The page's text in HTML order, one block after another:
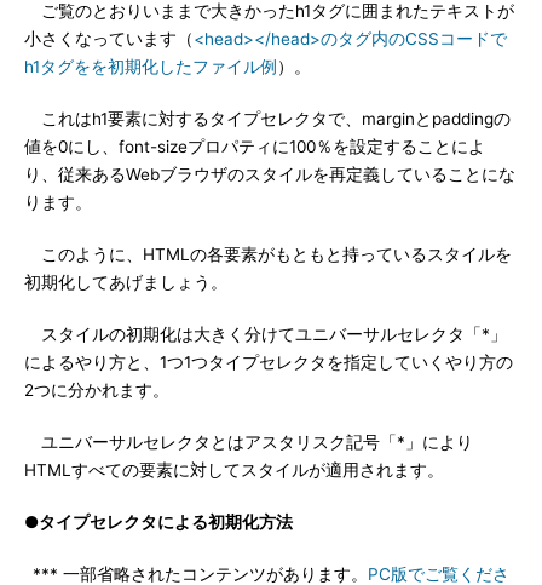
ご覧のとおりいままで大きかったh1タグに囲まれたテキストが
小さくなっています（<head></head>のタグ内のCSSコードで
h1タグをを初期化したファイル例 ）。
これはh1要素に対するタイプセレクタで、marginとpaddingの
値を0にし、font-sizeプロパティに100％を設定することによ
り、従来あるWebブラウザのスタイルを再定義していることにな
ります。
このように、HTMLの各要素がもともと持っているスタイルを
初期化してあげましょう。
スタイルの初期化は大きく分けてユニバーサルセレクタ「*」
によるやり方と、1つ1つタイプセレクタを指定していくやり方の
2つに分かれます。
ユニバーサルセレクタとはアスタリスク記号「*」により
HTMLすべての要素に対してスタイルが適用されます。
●タイプセレクタによる初期化方法
*** 一部省略されたコンテンツがあります。 PC版でご覧くださ